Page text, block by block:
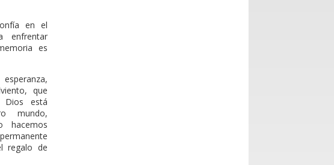
en el
enfrentar
es
que
está
mundo,
regalo de